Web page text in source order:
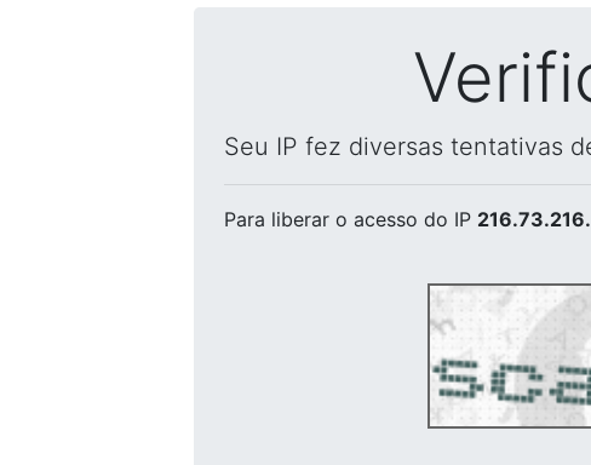
Seu IP fez diversas tentativas
Para liberar o acesso do IP